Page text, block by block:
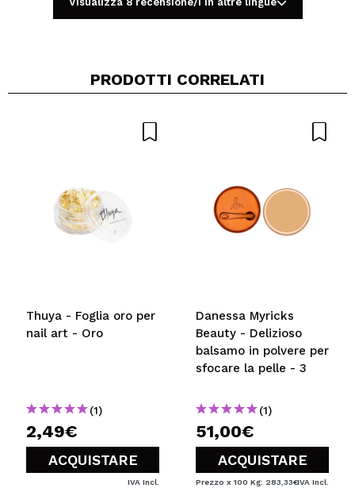
Condividi un video o una foto
PRODOTTI CORRELATI
Thuya - Foglia oro per
nail art - Oro
(1)
2,49€
ACQUISTARE
IVA Incl.
Danessa Myricks
Beauty - Delizioso
balsamo in polvere per
sfocare la pelle - 3
(1)
51,00€
ACQUISTARE
Prezzo x 100 Kg: 283,33€IVA Incl.